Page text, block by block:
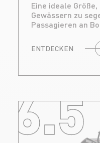
Eine ideale
Gewässern zu
Passagieren an
ENTDECKEN
6.5